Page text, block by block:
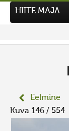
HIITE MAJA
Eelmine
Kuva 146 / 554